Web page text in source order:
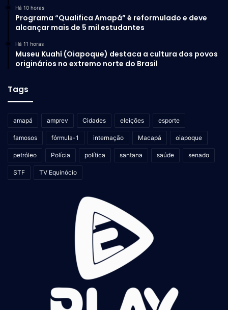
Há 10 horas
Programa “Qualifica Amapá” é reformulado e deve
alcançar mais de 5 mil estudantes
Há 11 horas
Museu Kuahí (Oiapoque) destaca a cultura dos povos
originários no extremo norte do Brasil
Tags
amapá amprev Cidades eleições esporte
famosos fórmula-1 internação Macapá oiapoque
petróleo Polícia política santana saúde senado
STF TV Equinócio